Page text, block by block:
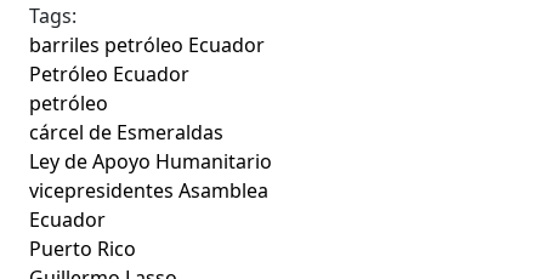
Tags:
barriles petróleo Ecuador
Petróleo Ecuador
petróleo
cárcel de Esmeraldas
Ley de Apoyo Humanitario
vicepresidentes Asamblea
Ecuador
Puerto Rico